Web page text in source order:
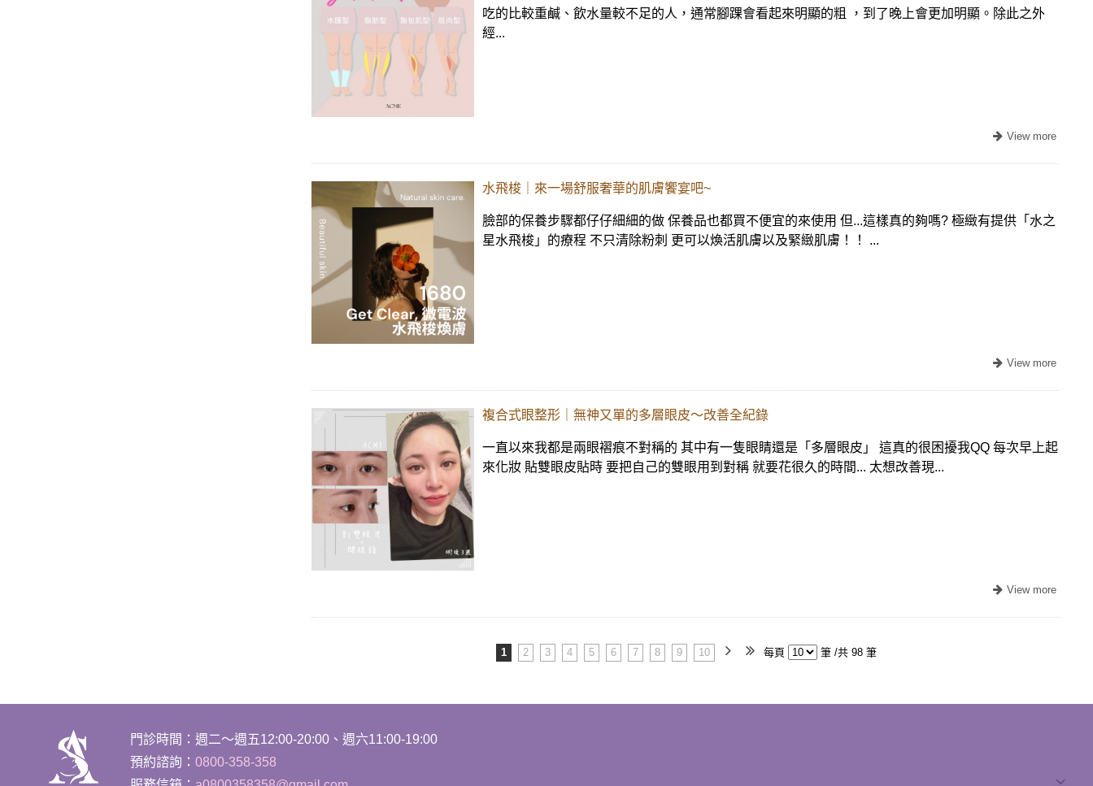
吃的比較重鹹、飲水量較不足的人，通常腳踝會看起來明顯的粗 ，到了晚上會更加明顯。除此之外
經...
水飛梭｜來一場舒服奢華的肌膚饗宴吧~
臉部的保養步驟都仔仔細細的做 保養品也都買不便宜的來使用 但...這樣真的夠嗎? 極緻有提供「水之
星水飛梭」的療程 不只清除粉刺 更可以煥活肌膚以及緊緻肌膚！！ ...
複合式眼整形｜無神又單的多層眼皮～改善全紀錄
一直以來我都是兩眼褶痕不對稱的 其中有一隻眼睛還是「多層眼皮」 這真的很困擾我QQ 每次早上起
來化妝 貼雙眼皮貼時 要把自己的雙眼用到對稱 就要花很久的時間... 太想改善現...
1 2 3 4 5 6 7 8 9 10 每頁 筆 /共 98 筆
門診時間 ：週二～週五12:00-20:00、週六11:00-19:00
預約諮詢：0800-358-358